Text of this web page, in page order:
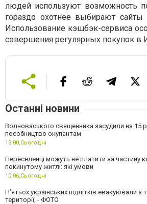
людей используют возможность
гораздо охотнее выбирают
Использование кэшбэк-сервиса
совершения регулярных покупок в
Останні новини
Волноваського священника засудили на 15
пособництво окупантам
13:00,Сьогодні
Переселенці можуть не платити за частину
покинутому житлі: які умови
10:06,Сьогодні
П’ятьох українських підлітків евакуювали
території, - ФОТО